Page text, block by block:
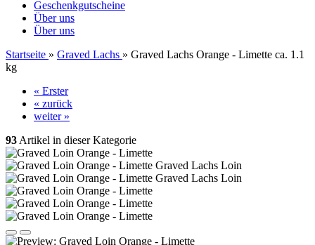
Geschenkgutscheine
Über uns
Über uns
Startseite » Graved Lachs » Graved Lachs Orange - Limette ca. 1.1
kg
« Erster
« zurück
weiter »
93 Artikel in dieser Kategorie